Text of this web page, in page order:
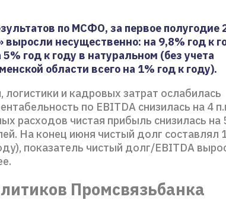
по МСФО, за первое полугодие
несущественно: на 9,8% год к
год к году в натуральном (без учета
области всего на 1% год к году).
и кадровых затрат ослабилась
по EBITDA снизилась на 4
расходов чистая прибыль снизилась на
На конец июня чистый долг составлял
показатель чистый долг/EBITDA
Промсвязьбанка